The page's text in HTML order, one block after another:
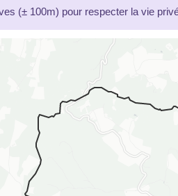
(± 100m) pour respecter la vie